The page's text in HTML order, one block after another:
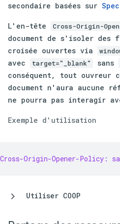
secondaire basées sur
L'en-tête Cross-Origin-
document de s'isoler des
croisée ouvertes via
avec
target="_blank" sans
conséquent, tout ouvreur
document n'aura aucune
ne pourra pas interagir
Exemple d'utilisation
Cross-Origin-Opener-Policy:
Utiliser COOP